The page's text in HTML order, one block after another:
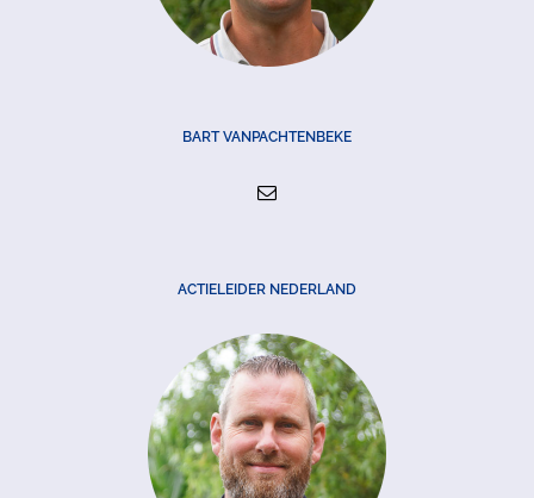
BART VANPACHTENBEKE
ACTIELEIDER NEDERLAND